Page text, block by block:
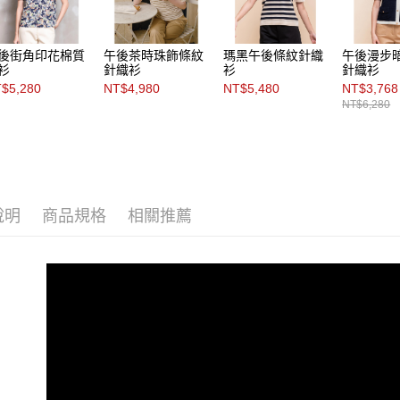
街角印花棉質
午後茶時珠飾條紋
針織衫
NT$4,980
瑪黑午後條紋針織
衫
NT$5,480
午後漫步
針織衫
NT$3,768
NT$6,280
明 商品規格 相關推薦